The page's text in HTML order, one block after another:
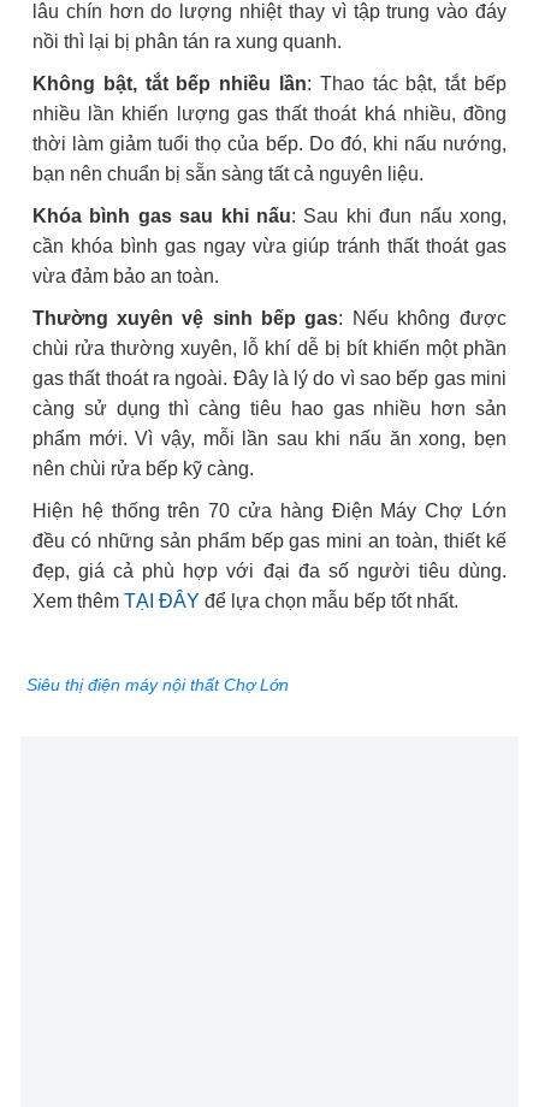
lâu chín hơn do lượng nhiệt thay vì tập trung vào đáy
nồi thì lại bị phân tán ra xung quanh.
Không bật, tắt bếp nhiều lần: Thao tác bật, tắt bếp
nhiều lần khiến lượng gas thất thoát khá nhiều, đồng
thời làm giảm tuổi thọ của bếp. Do đó, khi nấu nướng,
bạn nên chuẩn bị sẵn sàng tất cả nguyên liệu.
Khóa bình gas sau khi nấu: Sau khi đun nấu xong,
cần khóa bình gas ngay vừa giúp tránh thất thoát gas
vừa đảm bảo an toàn.
Thường xuyên vệ sinh bếp gas: Nếu không được
chùi rửa thường xuyên, lỗ khí dễ bị bít khiến một phần
gas thất thoát ra ngoài. Đây là lý do vì sao bếp gas mini
càng sử dụng thì càng tiêu hao gas nhiều hơn sản
phẩm mới. Vì vậy, mỗi lần sau khi nấu ăn xong, bẹn
nên chùi rửa bếp kỹ càng.
Hiện hệ thống trên 70 cửa hàng Điện Máy Chợ Lớn
đều có những sản phẩm bếp gas mini an toàn, thiết kế
đẹp, giá cả phù hợp với đại đa số người tiêu dùng.
Xem thêm TẠI ĐÂY để lựa chọn mẫu bếp tốt nhất.
Siêu thị điện máy nội thất Chợ Lớn